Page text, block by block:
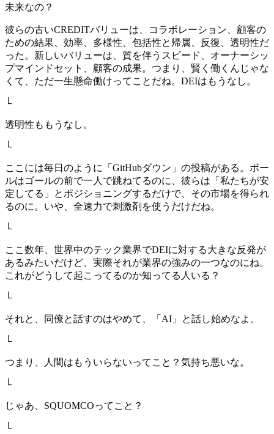
未来なの？
彼らの古いCREDITバリューは、コラボレーション、顧客の
ための結果、効率、多様性、包括性と帰属、反復、透明性だ
った。新しいバリューは、質を伴うスピード、オーナーシッ
プマインドセット、顧客の成果。つまり、賢く働くんじゃな
くて、ただ一生懸命働けってことだね。DEIはもうなし。
└
透明性ももうなし。
└
ここには毎日のように「GitHubダウン」の投稿がある。ボー
ルはゴールの前で一人で跳ねてるのに、彼らは「私たちが安
定してる」とポジショニングするだけで、その市場を得られ
るのに。いや、全速力で刺激剤を使うだけだね。
└
ここ数年、世界中のテック業界でDEIに対する大きな反発が
あるみたいだけど、実際それが業界の強みの一つなのにね。
これがどうして起こってるのか知ってる人いる？
└
それと、同僚と話すのはやめて、「AI」と話し始めなよ。
└
つまり、人間はもういらないってこと？気持ち悪いな。
└
じゃあ、SQUOMCOってこと？
└